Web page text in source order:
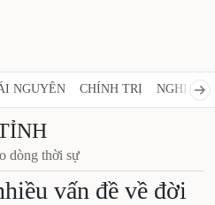
NGUYÊN CHÍNH TRỊ NGHỊ
dòng thời sự
vấn đề về đời